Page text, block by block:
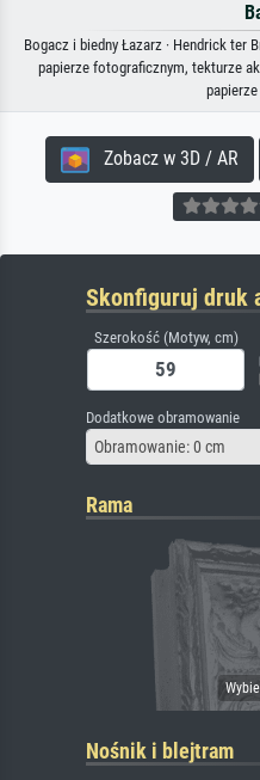
Bogacz i biedny Łazarz · Hendrick ter
papierze fotograficznym, tekturze
Zobacz w 3D / AR
Skonfiguruj druk
Szerokość (Motyw, cm)
Dodatkowe obramowanie
Obramowanie: 0 cm
Rama
Nośnik i blejtram